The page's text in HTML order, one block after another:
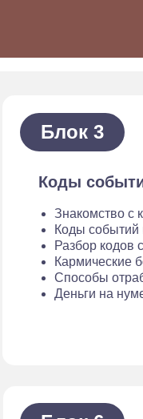
Коды
Знакомство с
Коды событий
Разбор кодов
Кармические
Способы
Деньги на
Блок 3